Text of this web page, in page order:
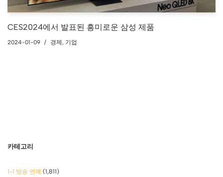
CES2024에서 발표된 흥미로운 삼성 제품
2024-01-09 경제, 기업
카테고리
1-1 방송 연예 (1,811)